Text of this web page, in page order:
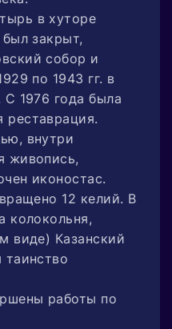
в хуторе
закрыт,
собор и
по 1943 гг. в
1976 года была
реставрация.
внутри
живопись,
иконостас.
12 келий. В
колокольня,
виде) Казанский
таинство
работы по